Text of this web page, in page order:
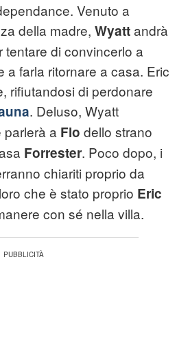
Venuto a
della madre, Wyattandrà
tentare di convincerlo a
a farla ritornare a casa. Eric
rifiutandosi di perdonare
. Deluso, Wyatt
parlerà a Flo dello strano
Forrester. Poco dopo, i
chiariti proprio da
che è stato proprio Eric
con sé nella villa.